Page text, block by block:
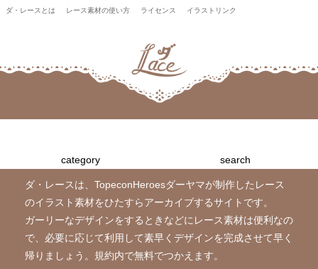
ダ・レースとは レース素材の使い方 ライセンス イラストリンク
category search
ダ・レースは、TopeconHeroesダーヤマが制作したレース
のイラスト素材をひたすらアーカイブするサイトです。
ガーリーなデザインをするときなどにレース素材は便利なの
で、必要に応じて利用して素早くデザインを完成させて早く
帰りましょう。規約内で無料でつかえます。